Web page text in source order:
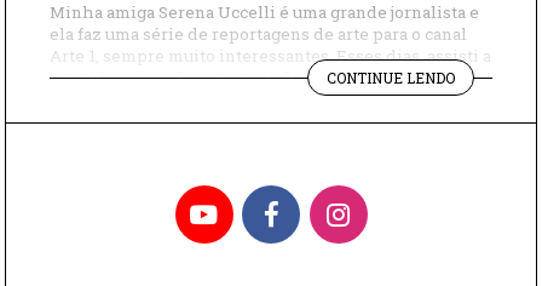
Minha amiga Serena Uccelli é uma grande jornalista e
ela faz uma série de reportagens de arte para o canal
Arte 1, sempre muito interessantes. Esses dias, assisti a
um vídeo seu sobre a exposição da Tarsila do Amaral,
que está em cartaz no MoMA em Nova York (e fica até
dia 3 de junho), e […]
CONTINUE LENDO
SOBRE
TARSILA
YouTubeFacebookInstagram